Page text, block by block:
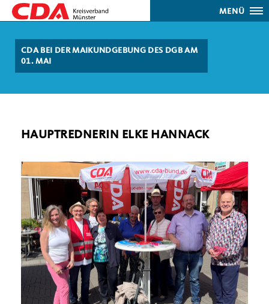
MENÜ
CDA BEI DER MAIKUNDGEBUNG DES DGB AM
01. MAI
HAUPTREDNERIN ELKE HANNACK